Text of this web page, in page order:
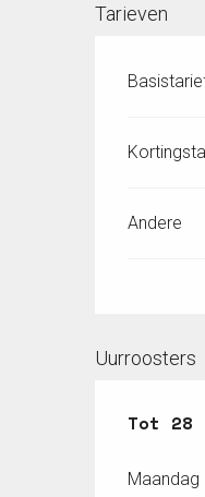
Tarieven
Andere
Uurroosters
Vanaf
Tot 28
Maandag